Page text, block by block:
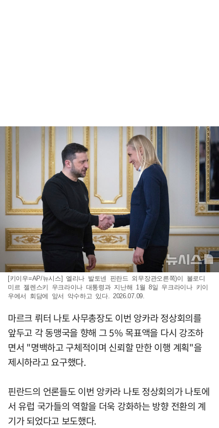
[키이우=AP/뉴시스] 엘리나 발토넨 핀란드 외무장관오른쪽)이 볼로디
미르 젤렌스키 우크라이나 대통령과 지난해 1월 8일 우크라이나 키이
우에서 회담에 앞서 악수하고 있다. 2026.07.09.
마르크 뤼터 나토 사무총장도 이번 앙카라 정상회의를
앞두고 각 동맹국을 향해 그 5% 목표액을 다시 강조하
면서 "명백하고 구체적이며 신뢰할 만한 이행 계획"을
제시하라고 요구했다.
핀란드의 언론들도 이번 앙카라 나토 정상회의가 나토에
서 유럽 국가들의 역할을 더욱 강화하는 방향 전환의 계
기가 되었다고 보도했다.